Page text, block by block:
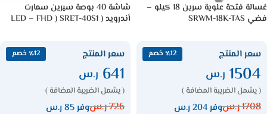
غسالة فتحة علوية سرين 18 كيلو –
فضي SRWM-18K-TAS
سعر المنتج ٪12 خصم
1504 ر.س
( يشمل الضريبة المضافة )
1708ر.سوفر 204 ر.س
شاشة 40 بوصة سيرين سمارت
أندرويد ( LED – FHD ) SRET-40S1
سعر المنتج ٪12 خصم
641 ر.س
( يشمل الضريبة المضافة )
726ر.سوفر 85 ر.س